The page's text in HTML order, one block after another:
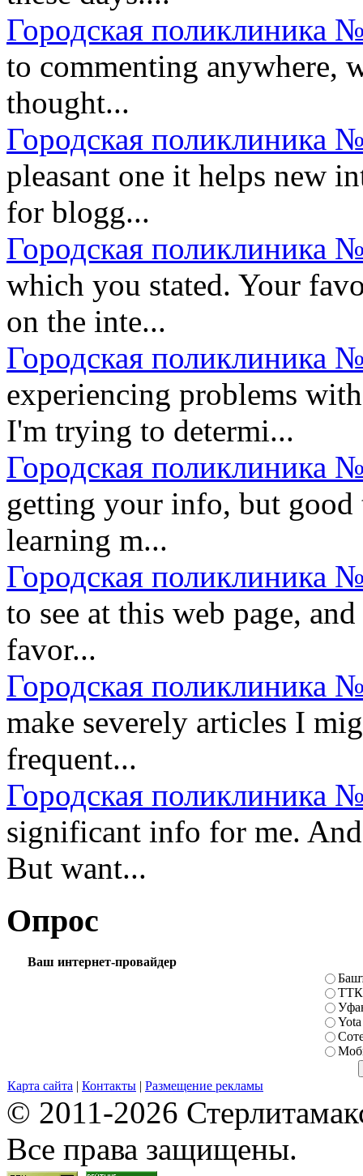
Городская поликлиника
to commenting anywhere,
thought...
Городская поликлиника
pleasant one it helps new
for blogg...
Городская поликлиника
which you stated. Your
on the inte...
Городская поликлиника
experiencing problems
I'm trying to determi...
Городская поликлиника
getting your info, but good
learning m...
Городская поликлиника
to see at this web page,
favor...
Городская поликлиника
make severely articles I
frequent...
Городская поликлиника
significant info for me.
But want...
Опрос
Ваш интернет-провайдер
ТТК
Yota
Карта сайта | Контакты | Размещение рекламы
© 2011-2026
Все права защищены.